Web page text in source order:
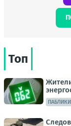
Топ
ПАБЛИКИ